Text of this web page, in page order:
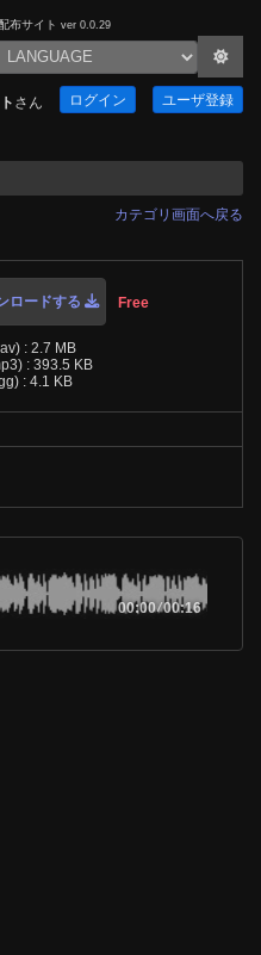
布サイト ver 0.0.29
さん ログイン ユーザ登録
カテゴリ画面へ戻る
ロードする Free
: 2.7 MB
: 393.5 KB
: 4.1 KB
00:00/00:16